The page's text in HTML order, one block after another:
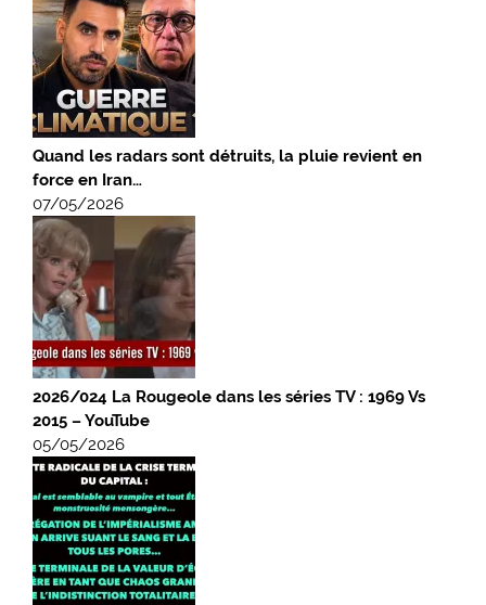
Quand les radars sont détruits, la pluie revient en
force en Iran…
07/05/2026
2026/024 La Rougeole dans les séries TV : 1969 Vs
2015 – YouTube
05/05/2026